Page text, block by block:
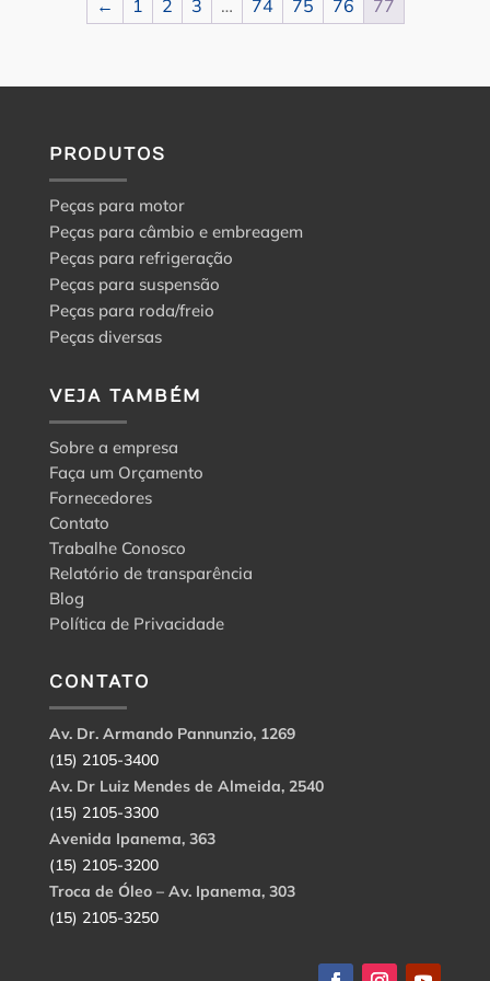
← 1 2 3 … 74 75 76 77
PRODUTOS
Peças para motor
Peças para câmbio e embreagem
Peças para refrigeração
Peças para suspensão
Peças para roda/freio
Peças diversas
VEJA TAMBÉM
Sobre a empresa
Faça um Orçamento
Fornecedores
Contato
Trabalhe Conosco
Relatório de transparência
Blog
Política de Privacidade
CONTATO
Av. Dr. Armando Pannunzio, 1269
(15) 2105-3400
Av. Dr Luiz Mendes de Almeida, 2540
(15) 2105-3300
Avenida Ipanema, 363
(15) 2105-3200
Troca de Óleo – Av. Ipanema, 303
(15) 2105-3250